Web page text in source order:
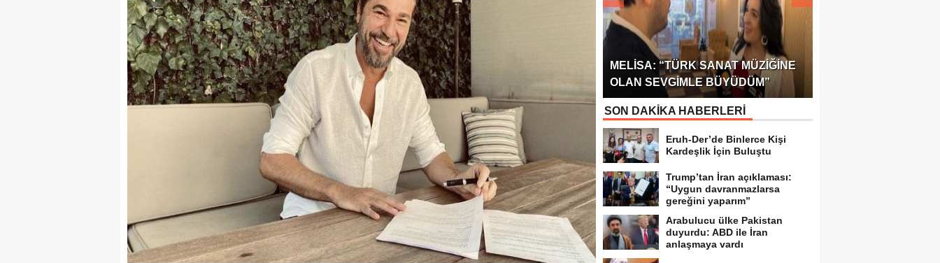
MELISA: “TÜRK SANAT MÜZIĞINE
OLAN SEVGIMLE BÜYÜDÜM”
SON DAKİKA HABERLERİ
Eruh-Der’de Binlerce Kişi
Kardeşlik İçin Buluştu
Trump’tan İran açıklaması:
“Uygun davranmazlarsa
gereğini yaparım”
Arabulucu ülke Pakistan
duyurdu: ABD ile İran
anlaşmaya vardı